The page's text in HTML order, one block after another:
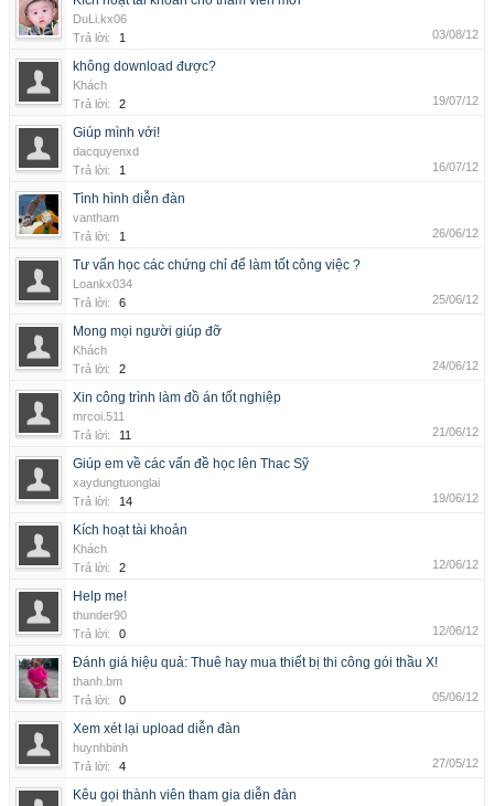
DuLi.kx06
Trả lời:
1 03/08/12
không download được?
Khách
Trả lời:
2 19/07/12
Giúp mình với!
dacquyenxd
Trả lời:
1 16/07/12
Tình hình diễn đàn
vantham
Trả lời:
1 26/06/12
Tư vấn học các chứng chỉ để làm tốt công việc ?
Loankx034
Trả lời:
6 25/06/12
Mong mọi người giúp đỡ
Khách
Trả lời:
2 24/06/12
Xin công trình làm đồ án tốt nghiệp
mrcoi.511
Trả lời:
11 21/06/12
Giúp em về các vấn đề học lên Thac Sỹ
xaydungtuonglai
Trả lời:
14 19/06/12
Kích hoạt tài khoản
Khách
Trả lời:
2 12/06/12
Help me!
thunder90
Trả lời:
0 12/06/12
Đánh giá hiệu quả: Thuê hay mua thiết bị thi công gói thầu X!
thanh.bm
Trả lời:
0 05/06/12
Xem xét lại upload diễn đàn
huynhbinh
Trả lời:
4 27/05/12
Kêu gọi thành viên tham gia diễn đàn